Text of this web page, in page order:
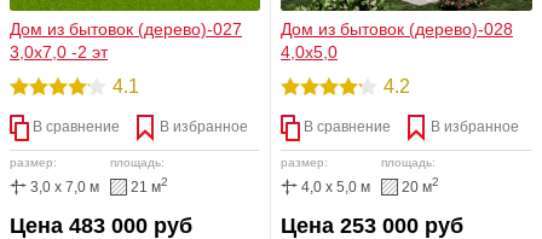
Дом из бытовок (дерево)-027
3,0х7,0 -2 эт
4.1
В сравнение В избранное
размер:
3,0 x 7,0 м
площадь:
21 м2
Цена 483 000 руб
Дом из бытовок (дерево)-028
4,0х5,0
4.2
В сравнение В избранное
размер:
4,0 x 5,0 м
площадь:
20 м2
Цена 253 000 руб